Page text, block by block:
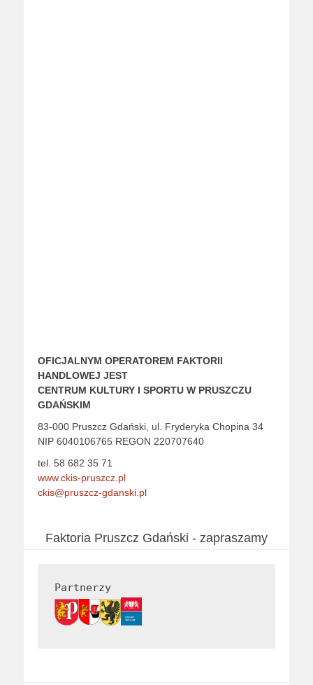
OFICJALNYM OPERATOREM FAKTORII
HANDLOWEJ JEST
CENTRUM KULTURY I SPORTU W PRUSZCZU
GDAŃSKIM
83-000 Pruszcz Gdański, ul. Fryderyka Chopina 34
NIP 6040106765 REGON 220707640
tel. 58 682 35 71
www.ckis-pruszcz.pl
ckis@pruszcz-gdanski.pl
Faktoria Pruszcz Gdański - zapraszamy
Partnerzy